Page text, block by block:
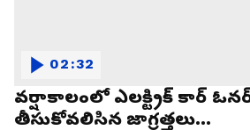
వర్షాకాలంలో ఎలక్ట్రిక్ కార్
తీసుకోవలిసిన జాగ్రత్తలు...
02:32